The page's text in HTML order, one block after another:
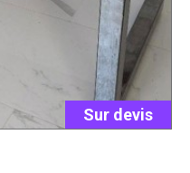
Sur devis